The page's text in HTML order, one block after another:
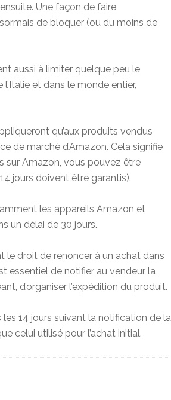
Une façon de faire
de bloquer (ou du moins de
aussi à limiter quelque peu le
et dans le monde entier,
qu’aux produits vendus
de marché d’Amazon. Cela signifie
sur Amazon, vous pouvez être
jours doivent être garantis).
les appareils Amazon et
un délai de 30 jours.
le droit de renoncer à un achat dans
essentiel de notifier au vendeur la
d’organiser l’expédition du produit.
14 jours suivant la notification de la
celui utilisé pour l’achat initial.